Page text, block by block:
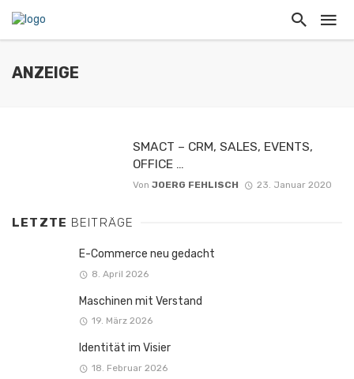
ANZEIGE
SMACT – CRM, SALES, EVENTS,
OFFICE …
Von JOERG FEHLISCH 23. Januar 2020
LETZTE BEITRÄGE
E-Commerce neu gedacht
8. April 2026
Maschinen mit Verstand
19. März 2026
Identität im Visier
18. Februar 2026